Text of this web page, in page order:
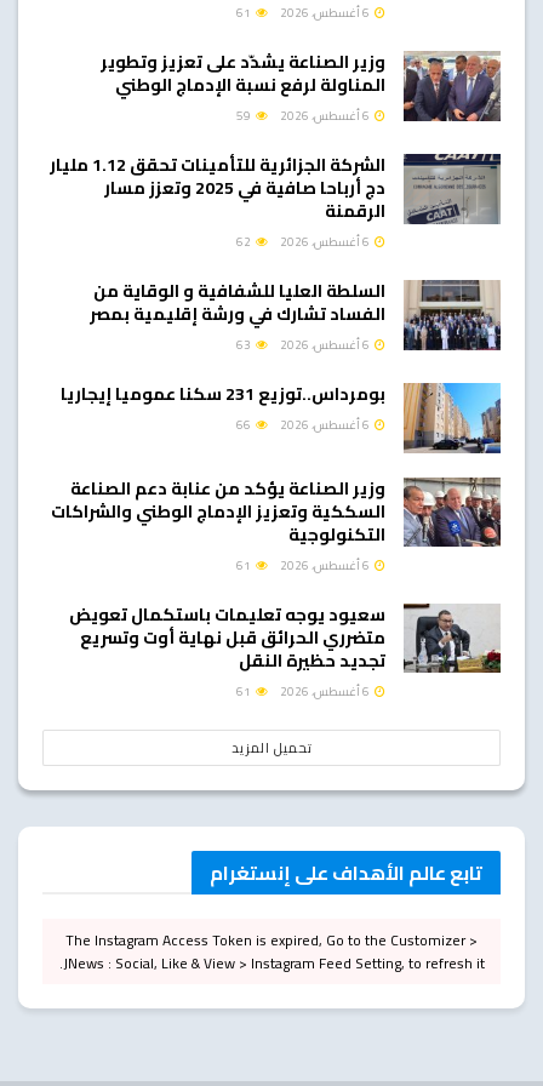
وزير الصناعة يشدّد على تعزيز وتطوير
المناولة لرفع نسبة الإدماج الوطني
الشركة الجزائرية للتأمينات تحقق 1.12 مليار
دج أرباحا صافية في 2025 وتعزز مسار
الرقمنة
السلطة العليا للشفافية و الوقاية من
الفساد تشارك في ورشة إقليمية بمصر
بومرداس..توزيع 231 سكنا عموميا إيجاريا
وزير الصناعة يؤكد من عنابة دعم الصناعة
السككية وتعزيز الإدماج الوطني والشراكات
التكنولوجية
سعيود يوجه تعليمات باستكمال تعويض
متضرري الحرائق قبل نهاية أوت وتسريع
تجديد حظيرة النقل
تحميل المزيد
تابع عالم الأهداف على إنستغرام
The Instagram Access Token is expired, Go to the Customizer >
JNews : Social, Like & View > Instagram Feed Setting, to refresh it.